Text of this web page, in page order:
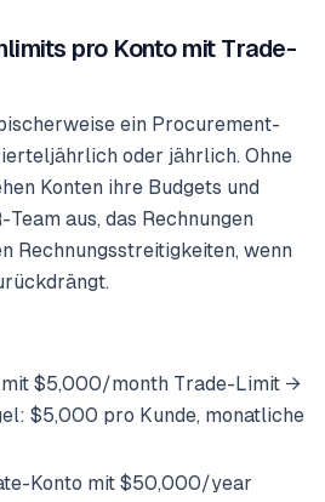
pro Konto mit Trade-
ein Procurement-
oder jährlich. Ohne
Konten ihre Budgets und
aus, das Rechnungen
Rechnungsstreitigkeiten, wenn
mit $5,000/month Trade-Limit →
$5,000 pro Kunde, monatliche
Konto mit $50,000/year